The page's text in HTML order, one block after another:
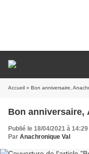
Accueil » Bon anniversaire,
Bon anniversaire,
Publié le 18/04/2021 à 14:29
Par Anachronique Val